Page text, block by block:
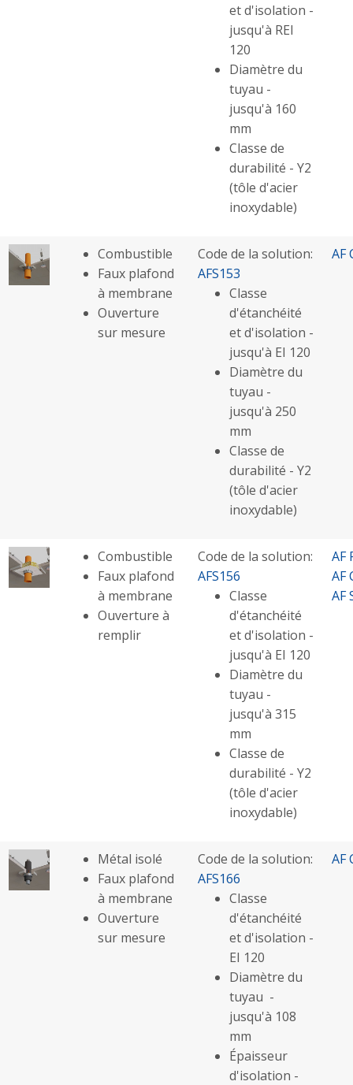
et d'isolation -
jusqu'à REI
120
Diamètre du
tuyau -
jusqu'à 160
mm
Classe de
durabilité - Y2
(tôle d'acier
inoxydable)
Combustible
Faux plafond
à membrane
Ouverture
sur mesure
Code de la solution:
AFS153
Classe
d'étanchéité
et d'isolation -
jusqu'à EI 120
Diamètre du
tuyau -
jusqu'à 250
mm
Classe de
durabilité - Y2
(tôle d'acier
inoxydable)
AF
Combustible
Faux plafond
à membrane
Ouverture à
remplir
Code de la solution:
AFS156
Classe
d'étanchéité
et d'isolation -
jusqu'à EI 120
Diamètre du
tuyau -
jusqu'à 315
mm
Classe de
durabilité - Y2
(tôle d'acier
inoxydable)
AF
AF
AF
Métal isolé
Faux plafond
à membrane
Ouverture
sur mesure
Code de la solution:
AFS166
Classe
d'étanchéité
et d'isolation -
EI 120
Diamètre du
tuyau -
jusqu'à 108
mm
Épaisseur
d'isolation -
AF